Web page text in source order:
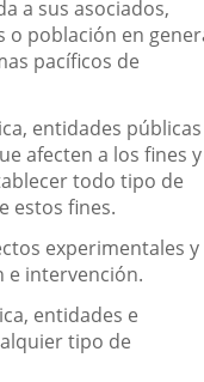
a sus asociados,
o población en
pacíficos de
entidades
afecten a los fines y
todo tipo de
estos fines.
experimentales y
e intervención.
entidades e
tipo de